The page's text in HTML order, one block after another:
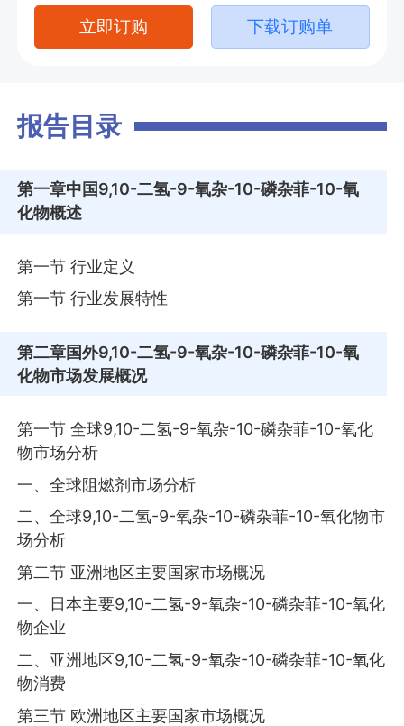
立即订购 下载订购单
报告目录
第一章中国9,10-二氢-9-氧杂-10-磷杂菲-10-氧
化物概述
第一节 行业定义
第一节 行业发展特性
第二章国外9,10-二氢-9-氧杂-10-磷杂菲-10-氧
化物市场发展概况
第一节 全球9,10-二氢-9-氧杂-10-磷杂菲-10-氧化
物市场分析
一、全球阻燃剂市场分析
二、全球9,10-二氢-9-氧杂-10-磷杂菲-10-氧化物市
场分析
第二节 亚洲地区主要国家市场概况
一、日本主要9,10-二氢-9-氧杂-10-磷杂菲-10-氧化
物企业
二、亚洲地区9,10-二氢-9-氧杂-10-磷杂菲-10-氧化
物消费
第三节 欧洲地区主要国家市场概况